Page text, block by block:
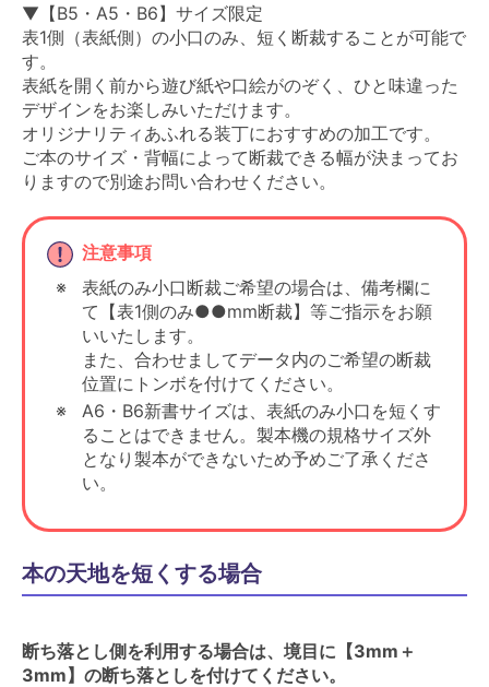
▼【B5・A5・B6】サイズ限定
表1側（表紙側）の小口のみ、短く断裁することが可能で
す。
表紙を開く前から遊び紙や口絵がのぞく、ひと味違った
デザインをお楽しみいただけます。
オリジナリティあふれる装丁におすすめの加工です。
ご本のサイズ・背幅によって断裁できる幅が決まってお
りますので別途お問い合わせください。
注意事項
表紙のみ小口断裁ご希望の場合は、備考欄に
て【表1側のみ●●mm断裁】等ご指示をお願
いいたします。
また、合わせましてデータ内のご希望の断裁
位置にトンボを付けてください。
A6・B6新書サイズは、表紙のみ小口を短くす
ることはできません。製本機の規格サイズ外
となり製本ができないため予めご了承くださ
い。
本の天地を短くする場合
断ち落とし側を利用する場合は、境目に【3mm＋
3mm】の断ち落としを付けてください。